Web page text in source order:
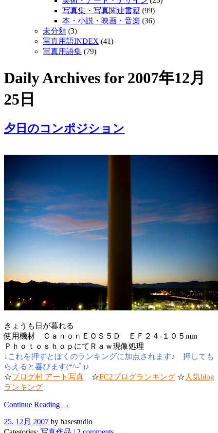
写真集・写真関連書籍 (99)
本・小説・映画・音楽 (36)
未分類 (3)
写真用語INDEX (41)
写真用語集 (79)
Daily Archives for 2007年12月
25日
夕日のコンポジション
きょうも日が暮れる
使用機材 ＣａｎｏｎＥＯＳ５Ｄ ＥＦ２４-１０５mm
ＰｈｏｔｏｓｈｏｐにてＲａｗ現像処理
↓これを押すとぼくのランキングに加点されます♪ 押しても
らえると喜びます(*^-ﾟ)♪
☆ブログ村 アート写真 ☆FC2ブログランキング ☆ 人気blog
ランキング
Continue Reading →
25. 12月 2007 by hasestudio